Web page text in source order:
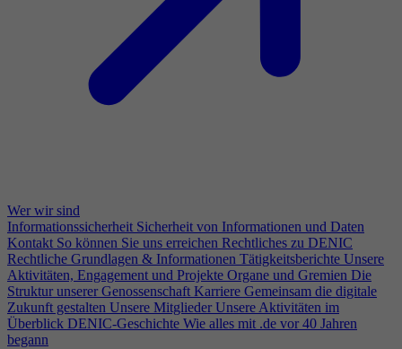
Wer wir sind
Informationssicherheit Sicherheit von Informationen und Daten
Kontakt So können Sie uns erreichen Rechtliches zu DENIC
Rechtliche Grundlagen & Informationen Tätigkeitsberichte Unsere
Aktivitäten, Engagement und Projekte Organe und Gremien Die
Struktur unserer Genossenschaft Karriere Gemeinsam die digitale
Zukunft gestalten Unsere Mitglieder Unsere Aktivitäten im
Überblick DENIC-Geschichte Wie alles mit .de vor 40 Jahren
begann